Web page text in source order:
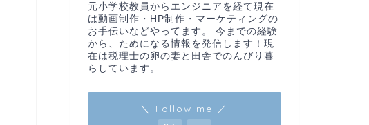
元小学校教員からエンジニアを経て現在
は動画制作・HP制作・マーケティングの
お手伝いなどやってます。 今までの経験
から、ためになる情報を発信します！現
在は税理士の卵の妻と田舎でのんびり暮
らしています。
＼ Follow me ／